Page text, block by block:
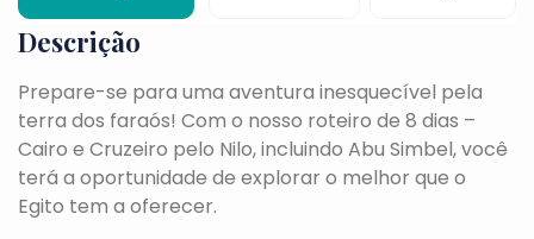
Descrição
Prepare-se para uma aventura inesquecível pela
terra dos faraós! Com o nosso roteiro de 8 dias –
Cairo e Cruzeiro pelo Nilo, incluindo Abu Simbel, você
terá a oportunidade de explorar o melhor que o
Egito tem a oferecer.